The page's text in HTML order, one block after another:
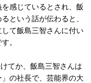
感じているとされ、飯
という話が伝わると、
て飯島三智さんに付い
。
てか、飯島三智さんは
の社長で、芸能界の大